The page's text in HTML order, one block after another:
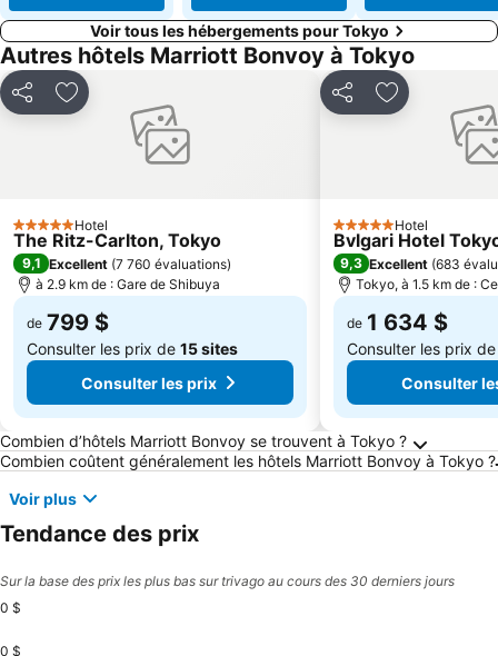
Voir tous les hébergements pour Tokyo
Autres hôtels Marriott Bonvoy à Tokyo
PartagerAjouter à mes favoris
5 ÉtoilesHotel
The Ritz-Carlton, Tokyo
9,1 Excellent (7 760 évaluations)
à 2.9 km de : Gare de Shibuya
de 799 $
Consulter les prix de 15 sites
Consulter les prix
PartagerAjouter à
5 ÉtoilesHotel
Bvlgari Hotel
9,3 Excellent (683
Tokyo, à 1.5 km de :
de 1 634 $
Consulter les prix
Consulter
Questions fréquemment posées au sujet de
Combien d’hôtels Marriott Bonvoy se trouvent à Tokyo ?
Combien coûtent généralement les hôtels Marriott Bonvoy à Tokyo ?
Voir plus
Tendance des prix
Sur la base des prix les plus bas sur trivago au cours des 30 derniers jours
0 $
0 $